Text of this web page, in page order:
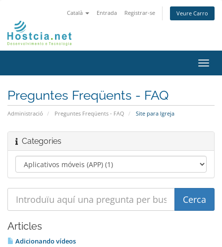
Català Entrada Registrar-se Veure Carro
la
Preguntes Freqüents - FAQ
Administració Preguntes Freqüents - FAQ Site para Igreja
Categories
Articles
Adicionando ví­deos